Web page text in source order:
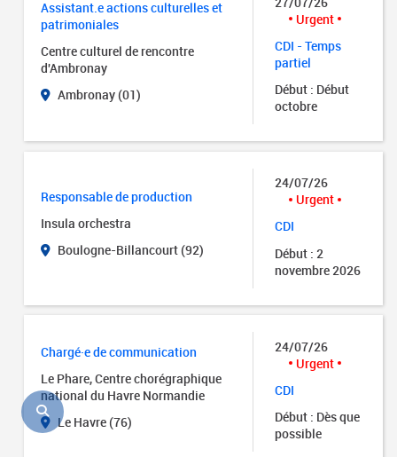
Assistant.e actions culturelles et
patrimoniales
Centre culturel de rencontre
d'Ambronay
Ambronay (01)
Urgent
CDI - Temps
partiel
Début : Début
octobre
Responsable de production
Insula orchestra
Boulogne-Billancourt (92)
24/07/26
Urgent
CDI
Début : 2
novembre 2026
Chargé·e de communication
Le Phare, Centre chorégraphique
national du Havre Normandie
Le Havre (76)
24/07/26
Urgent
CDI
Début : Dès que
possible